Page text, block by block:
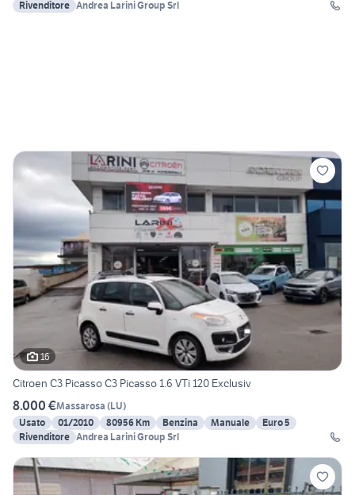
Rivenditore Andrea Larini Group Srl
16
Citroen C3 Picasso C3 Picasso 1.6 VTi 120 Exclusiv
8.000 €Massarosa (LU)
Usato
01/2010 80956 Km Benzina Manuale
Euro 5
Rivenditore Andrea Larini Group Srl